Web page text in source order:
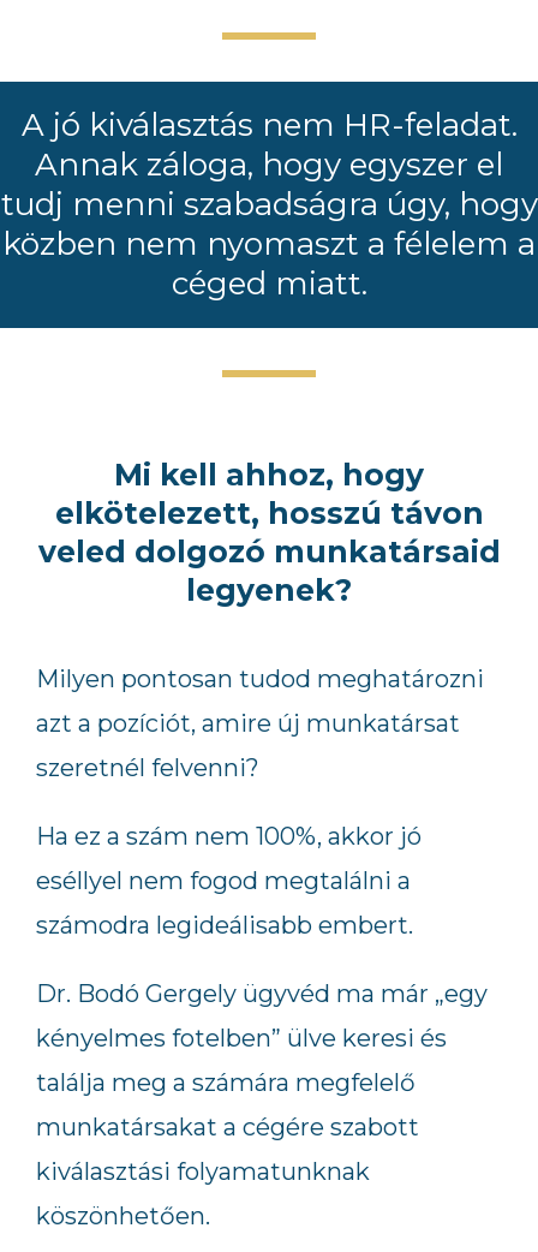
A jó kiválasztás nem HR-feladat.
Annak záloga, hogy egyszer el
tudj menni szabadságra úgy, hogy
közben nem nyomaszt a félelem a
céged miatt.
Mi kell ahhoz, hogy
elkötelezett, hosszú távon
veled dolgozó munkatársaid
legyenek?
Milyen pontosan tudod meghatározni
azt a pozíciót, amire új munkatársat
szeretnél felvenni?
Ha ez a szám nem 100%, akkor jó
eséllyel nem fogod megtalálni a
számodra legideálisabb embert.
Dr. Bodó Gergely ügyvéd ma már „egy
kényelmes fotelben” ülve keresi és
találja meg a számára megfelelő
munkatársakat a cégére szabott
kiválasztási folyamatunknak
köszönhetően.